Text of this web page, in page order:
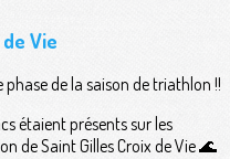
Vie
de la saison de triathlon !!
étaient présents sur les
de Saint Gilles Croix de Vie 🌊